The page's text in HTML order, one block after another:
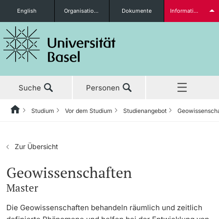
Studieninteressierte
weitere Informationen
English Organisationseinheiten Dokumente Informationen für...
Suche Personen
Aktuell
Studium
Studium
Vor dem Studium
Studienangebot
Anmeldung & Zulassung
Forschung
Lehre
HomeZurückStudium Vor dem Studium Studienangebot
Zur Übersicht
Geowissenschaften
Master
Die Geowissenschaften behandeln räumlich und zeitlich